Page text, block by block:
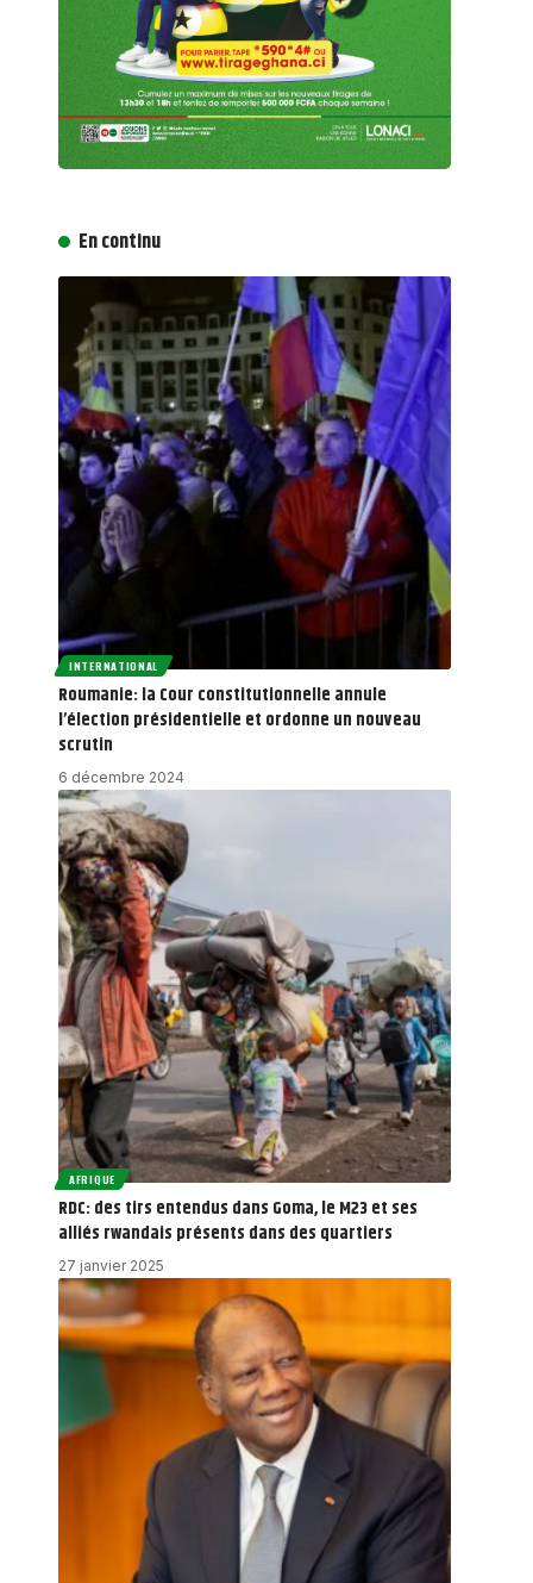
En continu
INTERNATIONAL
Roumanie: la Cour constitutionnelle annule
l’élection présidentielle et ordonne un nouveau
scrutin
6 décembre 2024
AFRIQUE
RDC: des tirs entendus dans Goma, le M23 et ses
alliés rwandais présents dans des quartiers
27 janvier 2025